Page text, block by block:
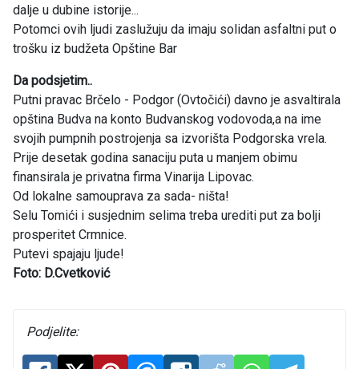
dalje u dubine istorije...
Potomci ovih ljudi zaslužuju da imaju solidan asfaltni put o
trošku iz budžeta Opštine Bar
Da podsjetim..
Putni pravac Brčelo - Podgor (Ovtočići) davno je asvaltirala
opština Budva na konto Budvanskog vodovoda,a na ime
svojih pumpnih postrojenja sa izvorišta Podgorska vrela.
Prije desetak godina sanaciju puta u manjem obimu
finansirala je privatna firma Vinarija Lipovac.
Od lokalne samouprava za sada- ništa!
Selu Tomići i susjednim selima treba urediti put za bolji
prosperitet Crmnice.
Putevi spajaju ljude!
Foto: D.Cvetković
Podjelite: